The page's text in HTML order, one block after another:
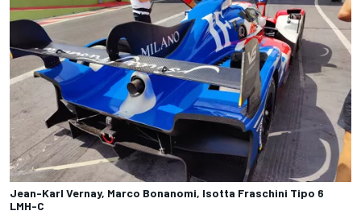
Jean-Karl Vernay, Marco Bonanomi, Isotta Fraschini Tipo 6
LMH-C